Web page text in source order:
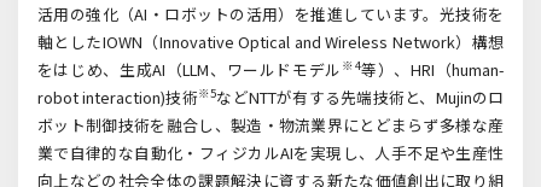
活用の強化（AI ・ロボットの活用）を推進しています。光技術を
軸としたIOWN （Innovative Optical and Wireless Network）構想
をはじめ、生成AI （LLM、ワールドモデル ※4等）、 HRI （human-
robot interaction)技術※5などNTTが有する先端技術と、 Mujinのロ
ボット制御技術を融合し、製造・物流業界にとどまらず多様な産
業で自律的な自動化・フィジカルAIを実現し、人手不足や生産性
向上などの社会全体の課題解決に資する新たな価値創出に取り組